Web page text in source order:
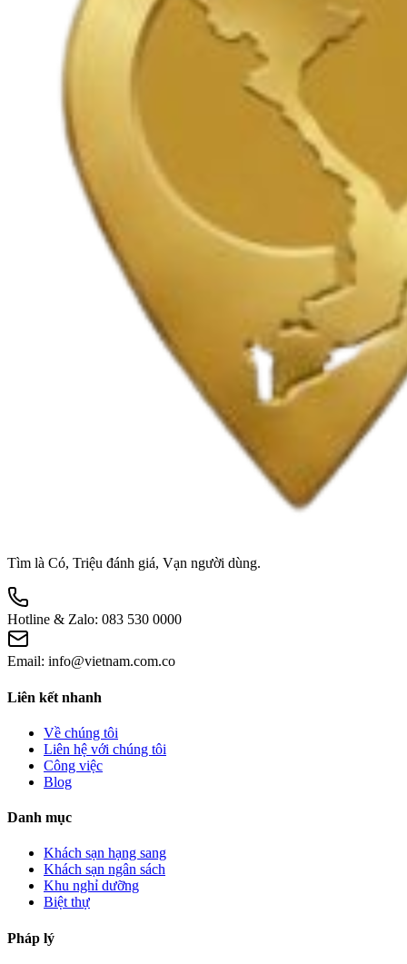
Tìm là Có, Triệu đánh giá, Vạn người dùng.
Hotline & Zalo: 083 530 0000
Email: info@vietnam.com.co
Liên kết nhanh
Về chúng tôi
Liên hệ với chúng tôi
Công việc
Blog
Danh mục
Khách sạn hạng sang
Khách sạn ngân sách
Khu nghỉ dưỡng
Biệt thự
Pháp lý